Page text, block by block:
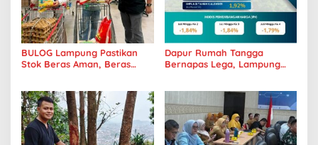
BULOG Lampung Pastikan
Stok Beras Aman, Beras
Dapur Rumah Tangga
Bernapas Lega, Lampung